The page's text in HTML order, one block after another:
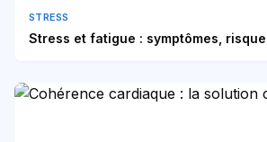
STRESS
Stress et fatigue : symptômes,